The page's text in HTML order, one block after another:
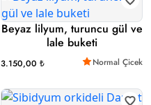
Beyaz lilyum, turuncu gül ve
lale buketi
3.150,00 ₺ Normal Çicek